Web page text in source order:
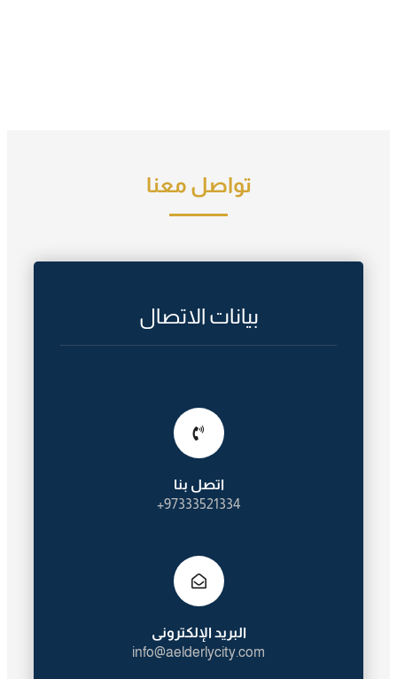
بيانات الاتصال
اتصل بنا
97333521334+
البريد الإلكترونى
info@aelderlycity.com
تواصل معنا